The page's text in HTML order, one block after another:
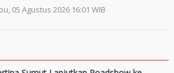
Entry Meeting
Kepatuhan
Publik Oleh
05 Agustus 2026 16:01 WIB